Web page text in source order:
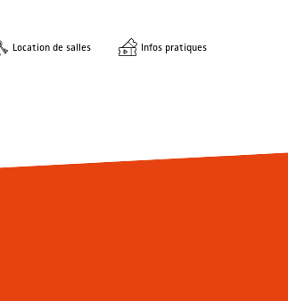
Location de salles Infos pratiques